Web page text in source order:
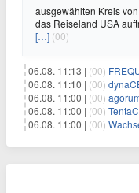
ausgewählten Kreis
das Reiseland USA
[…] (00)
06.08. 11:13 | (00)
06.08. 11:10 | (00)
06.08. 11:00 | (00) agorum®
06.08. 11:00 | (00)
06.08. 11:00 | (00) Wachsender